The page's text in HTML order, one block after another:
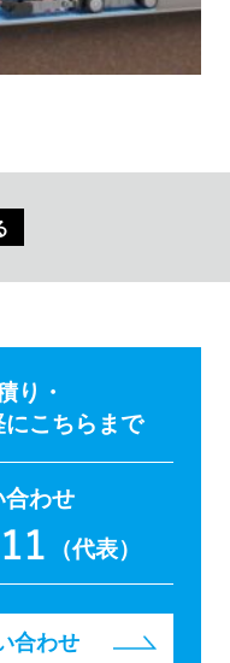
り・
こちらまで
合わせ
（代表）
合わせ